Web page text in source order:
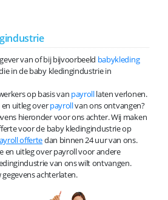
van of bij bijvoorbeeld babykleding
in de baby kledingindustrie in
op basis van payrolllaten verlonen.
en uitleg overpayrollvan ons ontvangen?
hieronder voor ons achter. Wij maken
voor de baby kledingindustrie op
offertedan binnen 24 uur van ons.
en uitleg over payroll voor andere
van ons wilt ontvangen.
achterlaten.